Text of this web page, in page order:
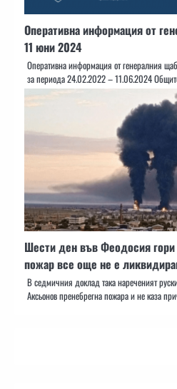
Оперативна информация от
11 юни 2024
Оперативна информация от генералния
за периода 24.02.2022 – 11.06.2024
Шести ден във Феодосия гори
пожар все още не е
В седмичния доклад така нареченият
Аксьонов пренебрегна пожара и не каза